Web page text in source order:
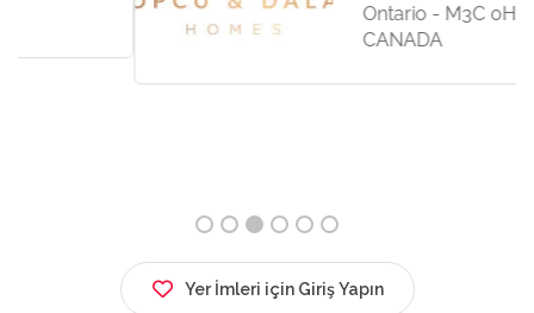
Ontario - M3C 0H5,
CANADA
Yer İmleri için Giriş Yapın